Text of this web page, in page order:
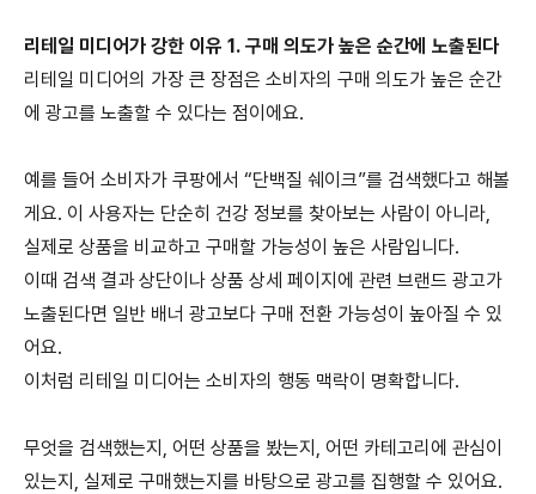
리테일 미디어가 강한 이유 1. 구매 의도가 높은 순간에 노출된다
리테일 미디어의 가장 큰 장점은 소비자의 구매 의도가 높은 순간
에 광고를 노출할 수 있다는 점이에요.
예를 들어 소비자가 쿠팡에서 “단백질 쉐이크”를 검색했다고 해볼
게요. 이 사용자는 단순히 건강 정보를 찾아보는 사람이 아니라
실제로 상품을 비교하고 구매할 가능성이 높은 사람입니다.
이때 검색 결과 상단이나 상품 상세 페이지에 관련 브랜드 광고가
노출된다면 일반 배너 광고보다 구매 전환 가능성이 높아질 수 있
어요.
이처럼 리테일 미디어는 소비자의 행동 맥락이 명확합니다.
무엇을 검색했는지 어떤 상품을 봤는지
어떤 카테고리에 관심이
있는지
실제로 구매했는지를 바탕으로 광고를 집행할 수 있어요.